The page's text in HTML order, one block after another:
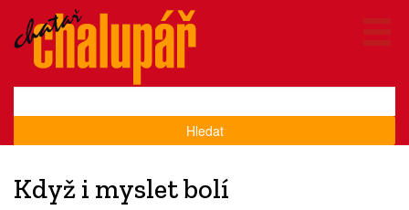
Hledat
Když i myslet bolí